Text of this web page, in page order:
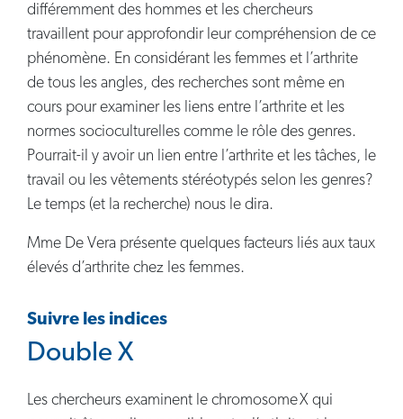
différemment des hommes et les chercheurs
travaillent pour approfondir leur compréhension de ce
phénomène. En considérant les femmes et l’arthrite
de tous les angles, des recherches sont même en
cours pour examiner les liens entre l’arthrite et les
normes socioculturelles comme le rôle des genres.
Pourrait-il y avoir un lien entre l’arthrite et les tâches, le
travail ou les vêtements stéréotypés selon les genres?
Le temps (et la recherche) nous le dira.
Mme De Vera présente quelques facteurs liés aux taux
élevés d’arthrite chez les femmes.
Suivre les indices
Double X
Les chercheurs examinent le chromosome X qui